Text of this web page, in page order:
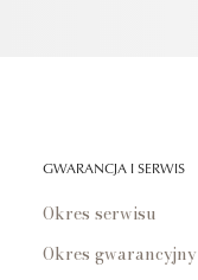
GWARANCJA I SERWIS
Okres serwisu
Okres gwarancyjny